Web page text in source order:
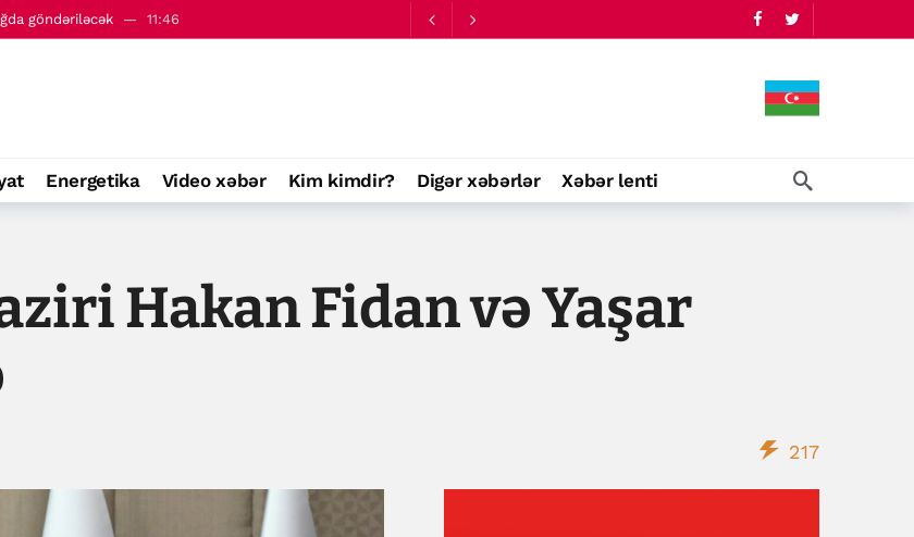
göndəriləcək 11:46
Energetika Video xəbər Kim kimdir? Digər xəbərlər Xəbər lenti
Hakan Fidan və Yaşar
217